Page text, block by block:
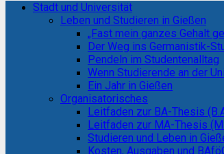
Stadt und Universität
Leben und Studieren in Gießen
„Fast mein ganzes Gehalt
Der Weg ins Germanistik-
Pendeln im Studentenalltag
Wenn Studierende an der
Ein Jahr in Gießen
Organisatorisches
Leitfaden zur BA-Thesis
Leitfaden zur MA-Thesis
Studieren und Leben in
Kosten, Ausgaben und